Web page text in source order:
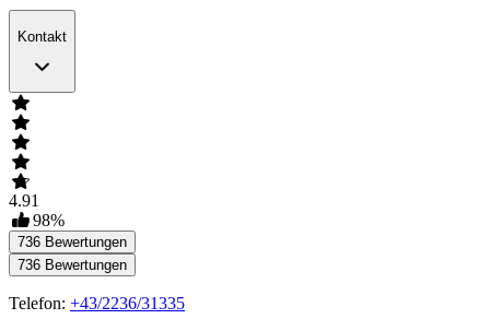
Kontakt
4.91
98%
736 Bewertungen
736 Bewertungen
Telefon: +43/2236/31335